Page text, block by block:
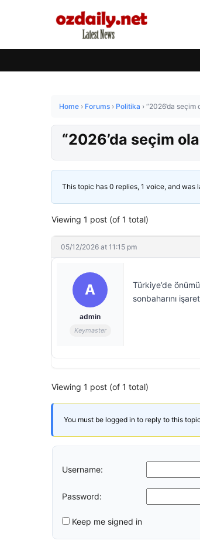
Home › Forums › Politika › “2026’da seçim
“2026’da seçim
This topic has 0 replies, 1 voice, and was
Viewing 1 post (of 1 total)
05/12/2026 at 11:15 pm
A
admin
Keymaster
Türkiye’de
sonbaharını
Viewing 1 post (of 1 total)
You must be logged in to reply to this
Username:
Password:
Keep me signed in